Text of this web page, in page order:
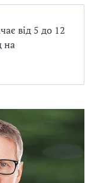
від 5 до 12
на